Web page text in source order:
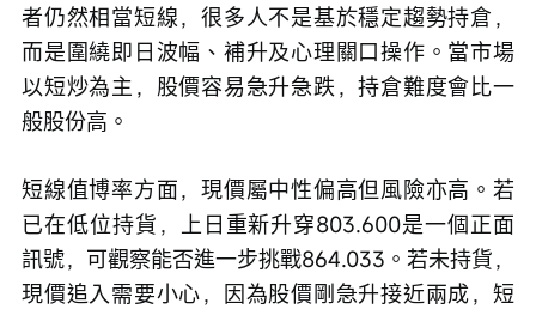
者仍然相當短線，很多人不是基於穩定趨勢持倉，
而是圍繞即日波幅、補升及心理關口操作。當市場
以短炒為主，股價容易急升急跌，持倉難度會比一
般股份高。
短線值博率方面，現價屬中性偏高但風險亦高。若
已在低位持貨，上日重新升穿803.600是一個正面
訊號，可觀察能否進一步挑戰864.033。若未持貨，
現價追入需要小心，因為股價剛急升接近兩成，短